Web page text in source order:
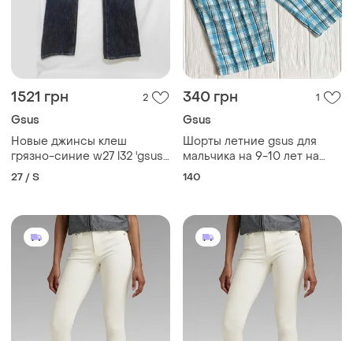
1521 грн 2
Gsus
Новые джинсы клеш
грязно-синие w27 l32 'gsus
sindustries'
27 / S
340 грн 1
Gsus
Шорты летние gsus для
мальчика на 9-10 лет на
рост 134-140 см
140